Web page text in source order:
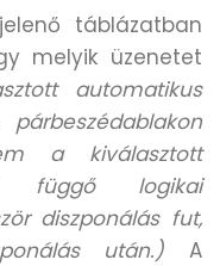
táblázatban
melyik üzenetet
automatikus
a kiválasztott
függő logikai
diszponálás fut,
után.) A